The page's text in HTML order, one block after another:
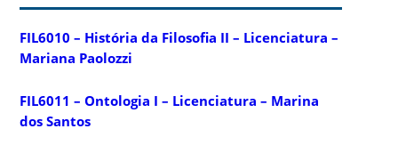
FIL6010 – História da Filosofia II – Licenciatura –
Mariana Paolozzi
FIL6011 – Ontologia I – Licenciatura – Marina
dos Santos